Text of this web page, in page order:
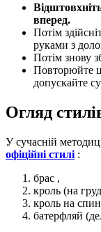
вперед.
Потім
руками з
Потім знову
Повторюйте
допускайте
Огляд
У сучасній
офіційні стилі :
брас ,
кроль (на
кроль на
батерфляй